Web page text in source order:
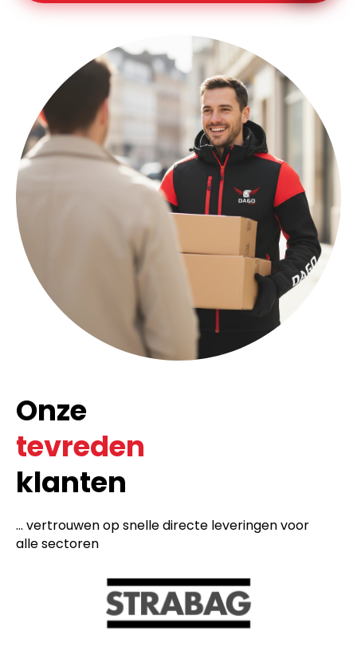
Onze
tevreden
klanten
... vertrouwen op snelle directe leveringen voor
alle sectoren